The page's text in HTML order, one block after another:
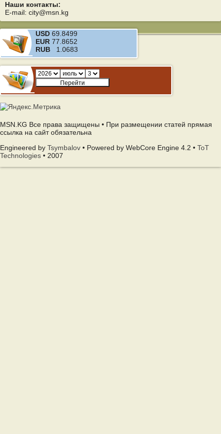
Наши контакты:
E-mail: city@msn.kg
USD 69.8499
EUR 77.8652
RUB 1.0683
MSN.KG Все права защищены • При размещении статей прямая
ссылка на сайт обязательна
Engineered by Tsymbalov • Powered by WebCore Engine 4.2 • ToT
Technologies • 2007